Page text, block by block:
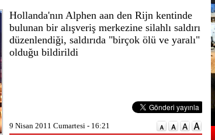
Hollanda'nın Alphen aan den Rijn kentinde
bulunan bir alışveriş merkezine silahlı saldırı
düzenlendiği, saldırıda "birçok ölü ve yaralı"
olduğu bildirildi
9 Nisan 2011 Cumartesi - 16:21